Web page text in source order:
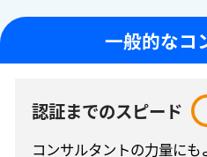
一般的なコ
認証までのスピード
コンサルタントの⼒量に